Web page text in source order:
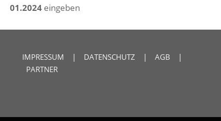
01.2024 eingeben
IMPRESSUM | DATENSCHUTZ | AGB |
PARTNER